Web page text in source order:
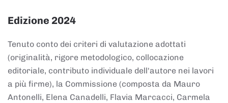
Edizione 2024
Tenuto conto dei criteri di valutazione adottati
(originalità, rigore metodologico, collocazione
editoriale, contributo individuale dell'autore nei lavori
a più firme), la Commissione (composta da Mauro
Antonelli, Elena Canadelli, Flavia Marcacci, Carmela